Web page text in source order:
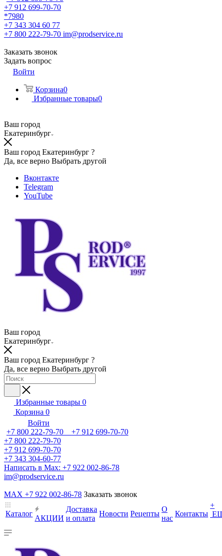
+7 912 699-70-70
*7980
+7 343 304 60 77
+7 800 222-79-70 im@prodservice.ru
Заказать звонок
Задать вопрос
Войти
Корзина0
Избранные товары0
Ваш город
Екатеринбург
Ваш город Екатеринбург ?
Да, все верно Выбрать другой
Вконтакте
Telegram
YouTube
Ваш город
Екатеринбург
Ваш город Екатеринбург ?
Да, все верно Выбрать другой
Избранные товары 0
Корзина 0
Войти
+7 800 222-79-70 +7 912 699-70-70
+7 800 222-79-70
+7 912 699-70-70
+7 343 304-60-77
Написать в Max: +7 922 002-86-78
im@prodservice.ru
MAX +7 922 002-86-78 Заказать звонок
Каталог
АКЦИИ
Доставка
и оплата
Новости Рецепты
О
нас
Контакты
+